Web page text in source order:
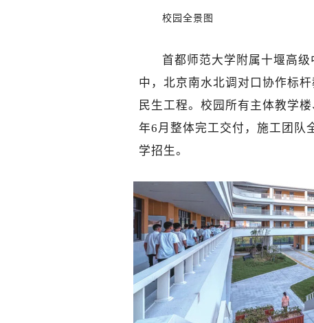
校园全景图
首都师范大学附属十堰高
中，北京南水北调对口协作标
民生工程。校园所有主体教学
年6月整体完工交付，施工团队
学招生。